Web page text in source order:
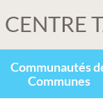
CENTRE
Communautés
Communes